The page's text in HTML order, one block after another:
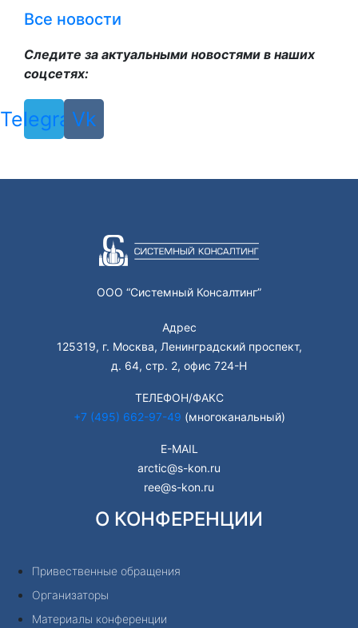
Все новости
Следите за актуальными новостями в наших
соцсетях:
Telegram
Vk
ООО “Системный Консалтинг”
Адрес
125319, г. Москва, Ленинградский проспект,
д. 64, стр. 2, офис 724-Н
ТЕЛЕФОН/ФАКС
+7 (495) 662-97-49 (многоканальный)
E-MAIL
arctic@s-kon.ru
ree@s-kon.ru
О КОНФЕРЕНЦИИ
Привественные обращения
Организаторы
Материалы конференции